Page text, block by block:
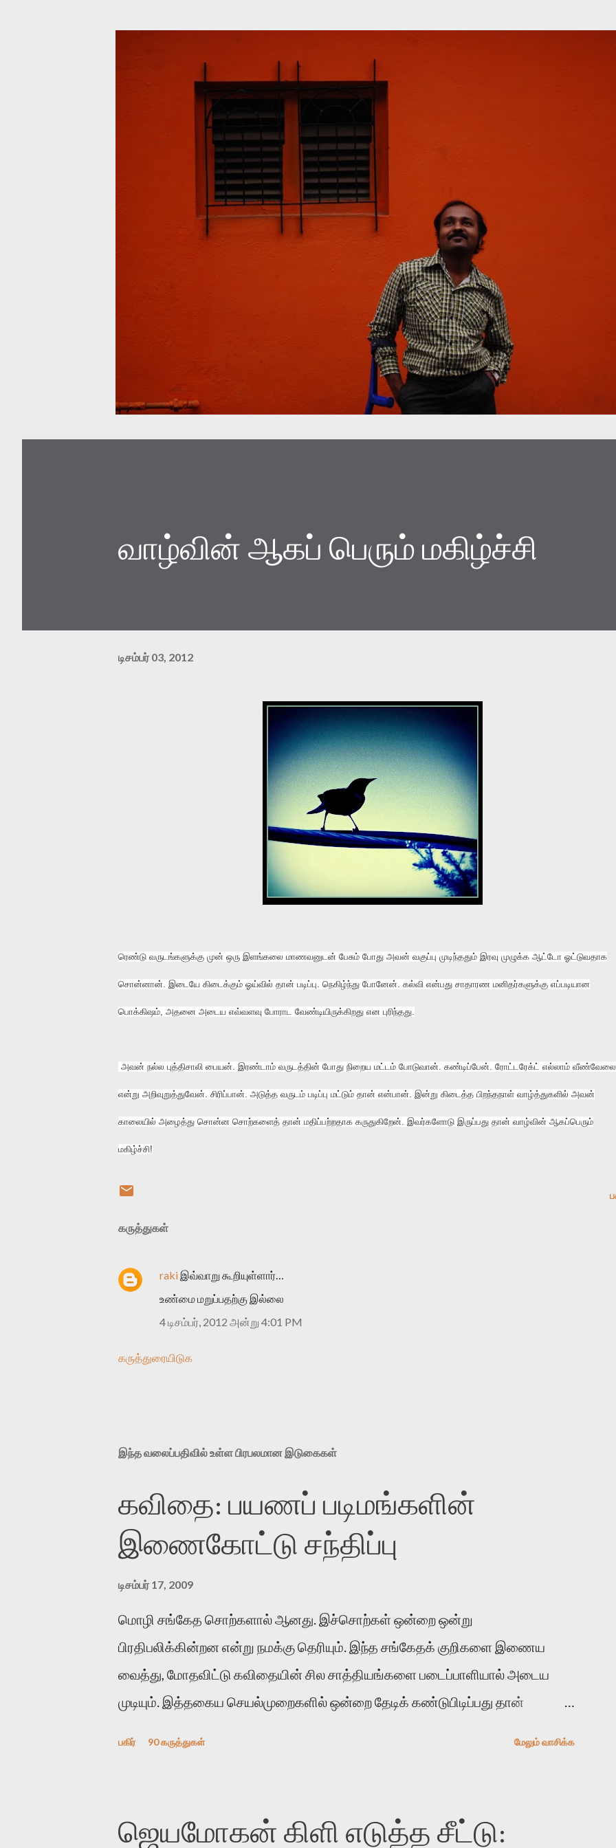
வாழ்வின் ஆகப் பெரும் மகிழ்ச்சி
டிசம்பர் 03, 2012
ரெண்டு வருடங்களுக்கு முன் ஒரு இளங்கலை மாணவனுடன் பேசும் போது அவன் வகுப்பு முடிந்ததும் இரவு முழுக்க ஆட்டோ ஓட்டுவதாக
சொன்னான். இடையே கிடைக்கும் ஓய்வில் தான் படிப்பு. நெகிழ்ந்து போனேன். கல்வி என்பது சாதாரண மனிதர்களுக்கு எப்படியான
பொக்கிஷம், அதனை அடைய எவ்வளவு போராட வேண்டியிருக்கிறது என புரிந்தது.
அவன் நல்ல புத்திசாலி பையன். இரண்டாம் வருடத்தின் போது நிறைய மட்டம் போடுவான். கண்டிப்பேன். ரோட்டரேக்ட் எல்லாம் வீண்வேலை
என்று அறிவுறுத்துவேன். சிரிப்பான். அடுத்த வருடம் படிப்பு மட்டும் தான் என்பான். இன்று கிடைத்த பிறந்தநாள் வாழ்த்துகளில் அவன்
காலையில் அழைத்து சொன்ன சொற்களைத் தான் மதிப்பற்றதாக கருதுகிறேன். இவர்களோடு இருப்பது தான் வாழ்வின் ஆகப்பெரும்
மகிழ்ச்சி!
கருத்துகள்
raki இவ்வாறு கூறியுள்ளார்…
உண்மை மறுப்பதற்கு இல்லை
4 டிசம்பர், 2012 அன்று 4:01 PM
கருத்துரையிடுக
இந்த வலைப்பதிவில் உள்ள பிரபலமான இடுகைகள்
கவிதை: பயணப் படிமங்களின்
இணைகோட்டு சந்திப்பு
டிசம்பர் 17, 2009
மொழி சங்கேத சொற்களால் ஆனது. இச்சொற்கள் ஒன்றை ஒன்று
பிரதிபலிக்கின்றன என்று நமக்கு தெரியும். இந்த சங்கேதக் குறிகளை இணைய
வைத்து, மோதவிட்டு கவிதையின் சில சாத்தியங்களை படைப்பாளியால் அடைய
முடியும். இத்தகைய செயல்முறைகளில் ஒன்றை தேடிக் கண்டுபிடிப்பது தான்
கொல்லாது. ஒரு கனவை மீட்டெடுப்பதன் நோக்கம் என்னவாக இருக்கும்?
பகிர் 90 கருத்துகள் மேலும் வாசிக்க
ஜெயமோகன் கிளி எடுத்த சீட்டு: